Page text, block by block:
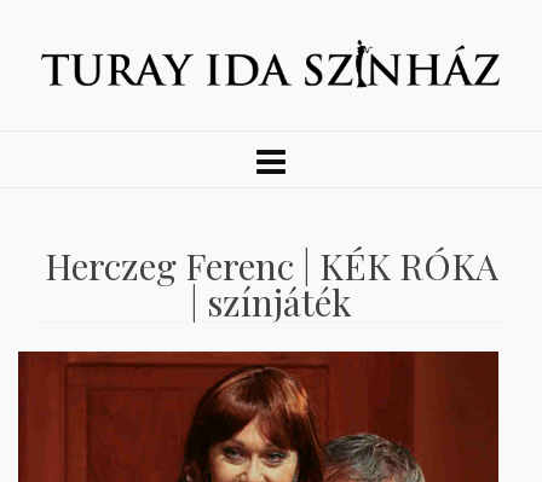
Herczeg Ferenc | KÉK RÓKA
| színjáték